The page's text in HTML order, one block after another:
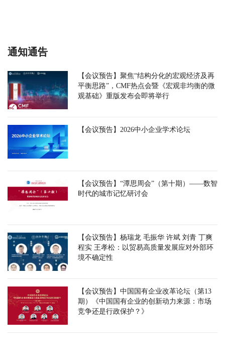
通知通告
【会议预告】聚焦“结构分化的宏观经济及再
平衡思路”，CMF热点会暨《宏观非均衡的微
观基础》重版发布会即将举行
【会议预告】2026中小企业学术论坛
【会议预告】“潭思周会”（第十期）——数智
时代的城市记忆研讨会
【会议预告】杨瑞龙 毛振华 许斌 刘青 丁爽
程实 王孝松：以贸易高质量发展应对外部环
境不确定性
【会议预告】中国国有企业改革论坛（第13
期）《中国国有企业的创新动力来源：市场
竞争还是行政保护？》